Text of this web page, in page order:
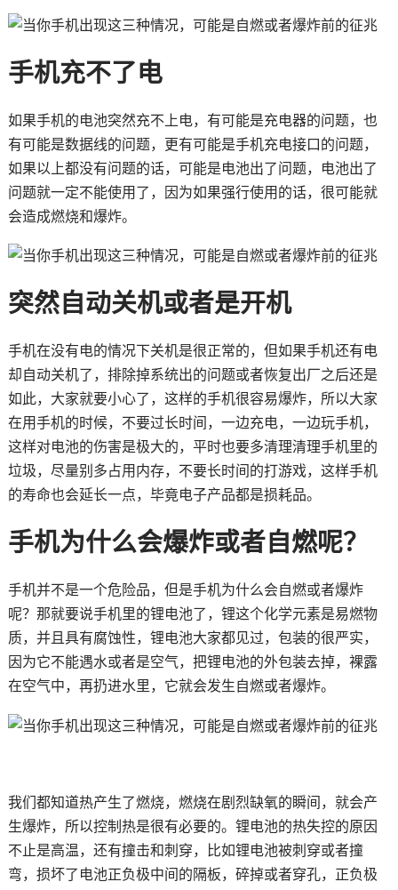
手机充不了电
如果手机的电池突然充不上电，有可能是充电器的问题，也
有可能是数据线的问题，更有可能是手机充电接口的问题，
如果以上都没有问题的话，可能是电池出了问题，电池出了
问题就一定不能使用了，因为如果强行使用的话，很可能就
会造成燃烧和爆炸。
突然自动关机或者是开机
手机在没有电的情况下关机是很正常的，但如果手机还有电
却自动关机了，排除掉系统出的问题或者恢复出厂之后还是
如此，大家就要小心了，这样的手机很容易爆炸，所以大家
在用手机的时候，不要过长时间，一边充电，一边玩手机，
这样对电池的伤害是极大的，平时也要多清理清理手机里的
垃圾，尽量别多占用内存，不要长时间的打游戏，这样手机
的寿命也会延长一点，毕竟电子产品都是损耗品。
手机为什么会爆炸或者自燃呢？
手机并不是一个危险品，但是手机为什么会自燃或者爆炸
呢？那就要说手机里的锂电池了，锂这个化学元素是易燃物
质，并且具有腐蚀性，锂电池大家都见过，包装的很严实，
因为它不能遇水或者是空气，把锂电池的外包装去掉，裸露
在空气中，再扔进水里，它就会发生自燃或者爆炸。
我们都知道热产生了燃烧，燃烧在剧烈缺氧的瞬间，就会产
生爆炸，所以控制热是很有必要的。锂电池的热失控的原因
不止是高温，还有撞击和刺穿，比如锂电池被刺穿或者撞
弯，损坏了电池正负极中间的隔板，碎掉或者穿孔，正负极